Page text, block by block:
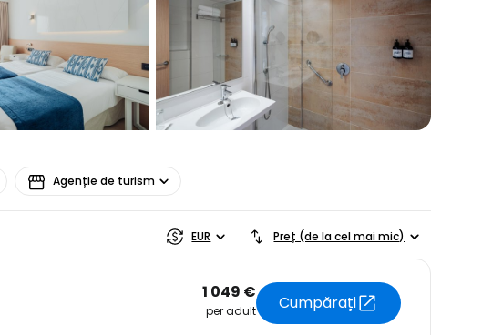
Agenție de turism
EUR Preț (de la cel mai mic)
1 049 €
per adult Cumpărați
Continuați cu Google
Continuați cu Facebook
Continuați cu e-mailul